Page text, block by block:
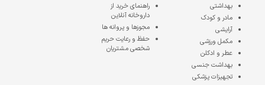
بهداشتی
مادر و کودک
آرایشی
مکمل ورزشی
عطر و ادکلن
بهداشت جنسی
تجهیزات پزشکی
راهنمای خرید از
داروخانه آنلاین
مجوزها و پروانه ها
حفظ و رعایت حریم
شخصی مشتریان